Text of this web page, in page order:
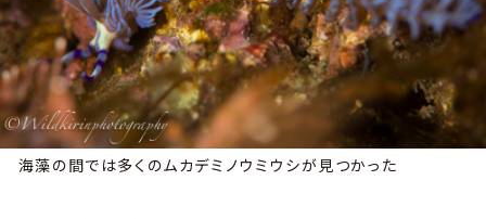
海藻の間では多くのムカデミノウミウシが見つかった